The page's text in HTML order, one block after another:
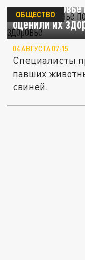
В Подмосковье
оценили их
ОБЩЕСТВО
04 АВГУСТА 07:15
Специалисты
павших
свиней.